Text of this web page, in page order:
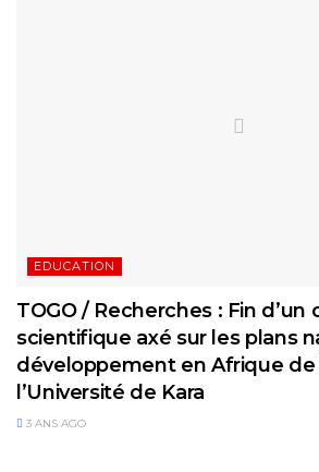
EDUCATION
TOGO / Recherches : Fin d’un
scientifique axé sur les plans
développement en Afrique de
l’Université de Kara
3 ANS AGO